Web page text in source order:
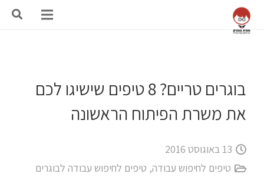
בוגרים טריים? 8 טיפים שישיגו לכם
את משרת הפיתוח הראשונה
13 באוגוסט 2016
טיפים לחיפוש עבודה, טיפים לחיפוש עבודה לבוגרים